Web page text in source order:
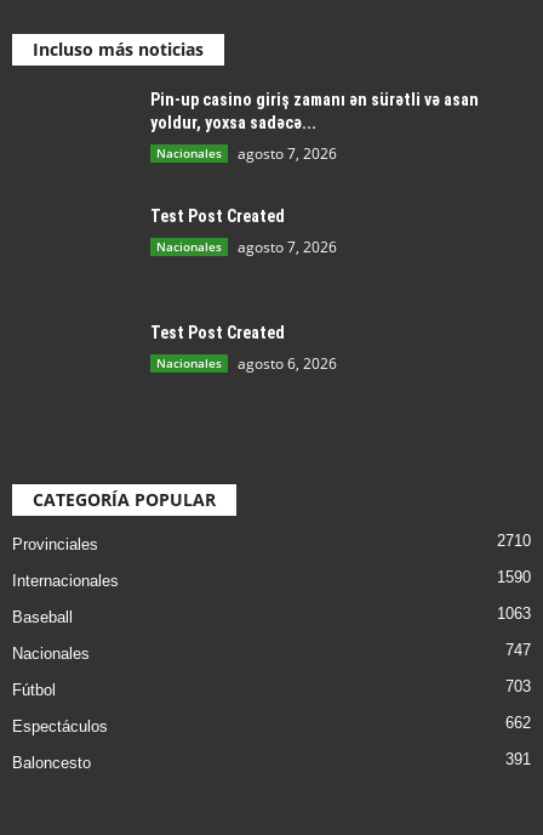
Incluso más noticias
Pin-up casino giriş zamanı ən sürətli və asan
yoldur, yoxsa sadəcə...
Nacionales agosto 7, 2026
Test Post Created
Nacionales agosto 7, 2026
Test Post Created
Nacionales agosto 6, 2026
CATEGORÍA POPULAR
Provinciales 2710
Internacionales 1590
Baseball 1063
Nacionales 747
Fútbol 703
Espectáculos 662
Baloncesto 391